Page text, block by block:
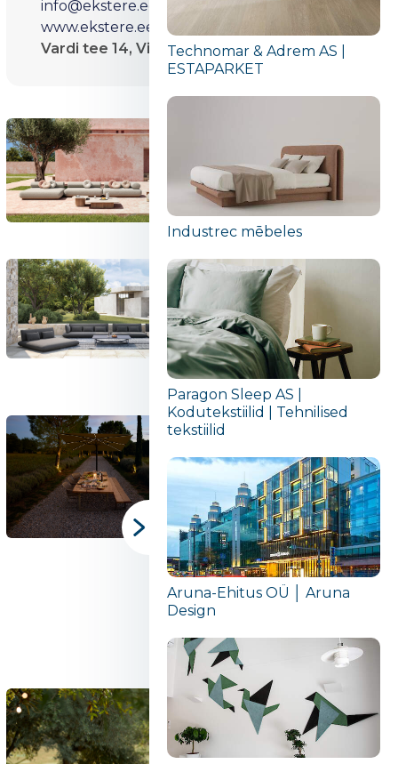
info@ekstere.ee
www.ekstere.ee
Vardi tee 14, Viimsi 74001, Harjumaa Eesti
Technomar & Adrem AS |
ESTAPARKET
Industrec mēbeles
Paragon Sleep AS |
Kodutekstiilid | Tehnilised
tekstiilid
Aruna-Ehitus OÜ │ Aruna
Design